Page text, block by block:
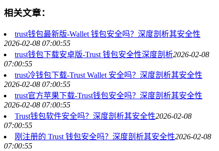
相关文章：
trust钱包最新版-Wallet 钱包安全吗？深度剖析其安全性
2026-02-08 07:00:55
trust钱包下载安卓版-Trust 钱包安全性深度剖析2026-02-08
07:00:55
trust冷钱包下载-Trust Wallet 安全吗？深度剖析其安全性
2026-02-08 07:00:55
trust官方苹果下载-Trust钱包安全吗？深度剖析其安全性
2026-02-08 07:00:55
Trust钱包软件安全吗？深度剖析其安全性2026-02-08
07:00:55
刚注册的 Trust 钱包安全吗？深度剖析其安全性2026-02-08
07:00:55